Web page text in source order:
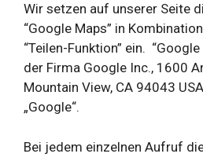
Wir setzen auf unserer Seite
“Google Maps” in
“Teilen-Funktion” ein.
der Firma Google Inc., 1600
Mountain View, CA 94043
„Google“.
Bei jedem einzelnen Aufruf